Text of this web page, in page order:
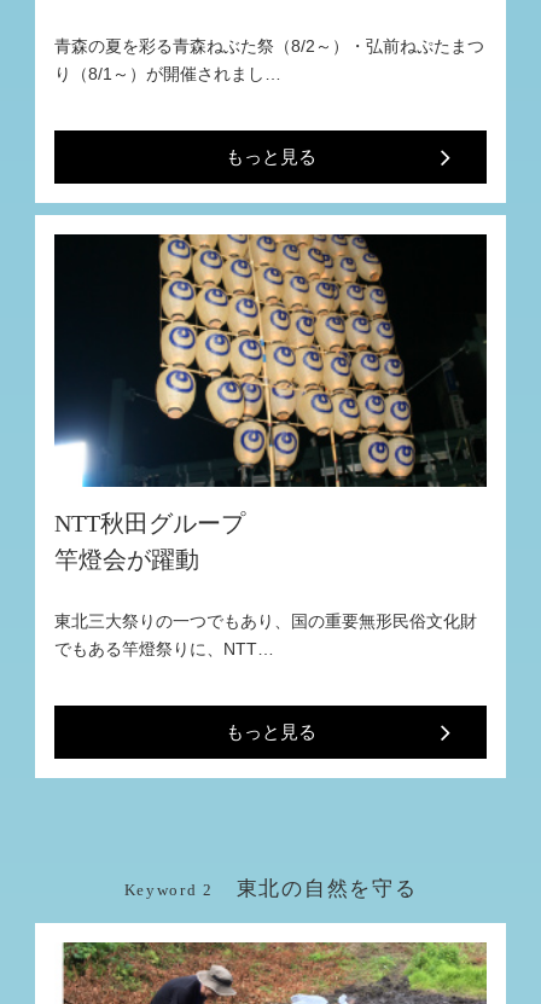
青森の夏を彩る青森ねぶた祭（8/2～）・弘前ねぷたまつ
り（8/1～）が開催されまし…
もっと見る
NTT秋田グループ
竿燈会が躍動
東北三大祭りの一つでもあり、国の重要無形民俗文化財
でもある竿燈祭りに、NTT…
もっと見る
Keyword 2 東北の自然を守る